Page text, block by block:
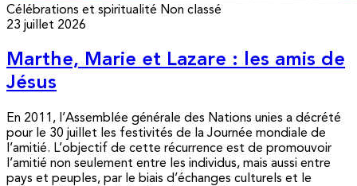
Célébrations et spiritualité Non classé
23 juillet 2026
Marthe, Marie et Lazare : les amis de
Jésus
En 2011, l’Assemblée générale des Nations unies a décrété
pour le 30 juillet les festivités de la Journée mondiale de
l’amitié. L’objectif de cette récurrence est de promouvoir
l’amitié non seulement entre les individus, mais aussi entre
pays et peuples, par le biais d’échanges culturels et le